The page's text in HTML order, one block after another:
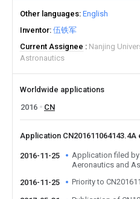
Other languages English
Inventor 伍铁军
Current Assignee
Nanjing
Astronautics
Worldwide applications
2016
CN
Application CN201611064143.4A
2016-11-25
Application filed
Aeronautics and
2016-11-25
Priority to